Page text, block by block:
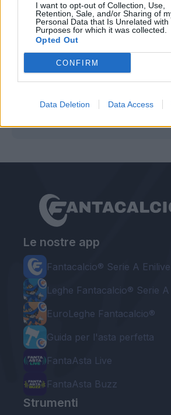
I want to opt-out of Collection, Use,
Retention, Sale, and/or Sharing of
Personal Data that Is Unrelated with
Purposes for which it was collected.
Opted Out
CONFIRM
Data Deletion Data Access
retrocessa, in evidenti difficoltà
mesi.
Le nostre app
Fantacalcio® Serie A Enilive
Leghe Fantacalcio® Serie A
EuroLeghe Fantacalcio®
Guida per l'asta perfetta
FantaAsta Live
FantaAsta Buzz
Strumenti